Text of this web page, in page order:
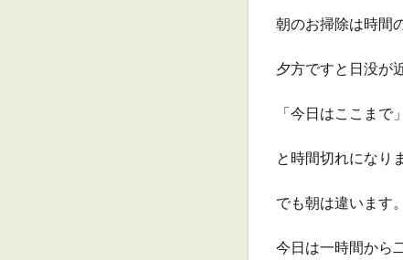
朝のお掃除は時間
夕方ですと日没が
「今日はここまで」
と時間切れになり
でも朝は違います。
今日は一時間から